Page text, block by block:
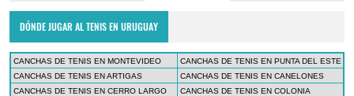
DÓNDE JUGAR AL TENIS EN URUGUAY
CANCHAS DE TENIS EN MONTEVIDEO
CANCHAS DE TENIS EN PUNTA DEL ESTE
CANCHAS DE TENIS EN ARTIGAS
CANCHAS DE TENIS EN CANELONES
CANCHAS DE TENIS EN CERRO LARGO
CANCHAS DE TENIS EN COLONIA